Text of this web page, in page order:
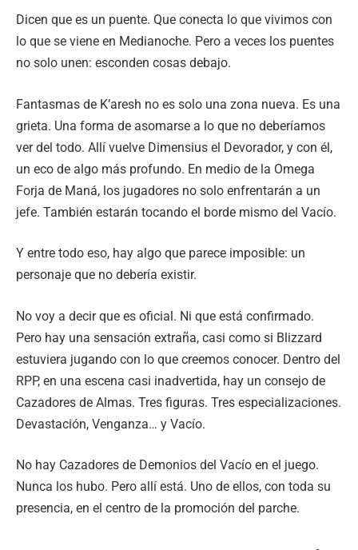
Dicen que es un puente. Que conecta lo que vivimos con
lo que se viene en Medianoche. Pero a veces los puentes
no solo unen: esconden cosas debajo.
Fantasmas de K’aresh no es solo una zona nueva. Es una
grieta. Una forma de asomarse a lo que no deberíamos
ver del todo. Allí vuelve Dimensius el Devorador, y con él,
un eco de algo más profundo. En medio de la Omega
Forja de Maná, los jugadores no solo enfrentarán a un
jefe. También estarán tocando el borde mismo del Vacío.
Y entre todo eso, hay algo que parece imposible: un
personaje que no debería existir.
No voy a decir que es oficial. Ni que está confirmado.
Pero hay una sensación extraña, casi como si Blizzard
estuviera jugando con lo que creemos conocer. Dentro del
RPP, en una escena casi inadvertida, hay un consejo de
Cazadores de Almas. Tres figuras. Tres especializaciones.
Devastación, Venganza… y Vacío.
No hay Cazadores de Demonios del Vacío en el juego.
Nunca los hubo. Pero allí está. Uno de ellos, con toda su
presencia, en el centro de la promoción del parche.